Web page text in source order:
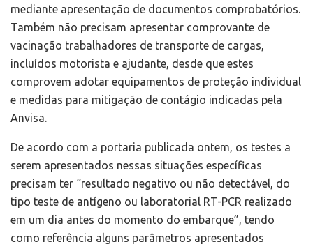
mediante apresentação de documentos comprobatórios.
Também não precisam apresentar comprovante de
vacinação trabalhadores de transporte de cargas,
incluídos motorista e ajudante, desde que estes
comprovem adotar equipamentos de proteção individual
e medidas para mitigação de contágio indicadas pela
Anvisa.
De acordo com a portaria publicada ontem, os testes a
serem apresentados nessas situações específicas
precisam ter “resultado negativo ou não detectável, do
tipo teste de antígeno ou laboratorial RT-PCR realizado
em um dia antes do momento do embarque”, tendo
como referência alguns parâmetros apresentados